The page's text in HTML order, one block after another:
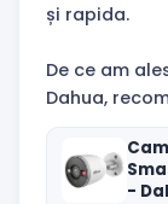
și rapida.
De ce am
Dahua,
-